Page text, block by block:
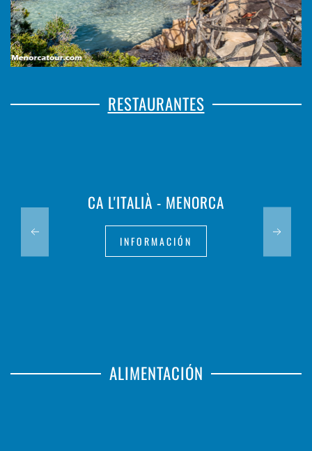
RESTAURANTES
CA L'ITALIÀ - MENORCA
INFORMACIÓN
ALIMENTACIÓN